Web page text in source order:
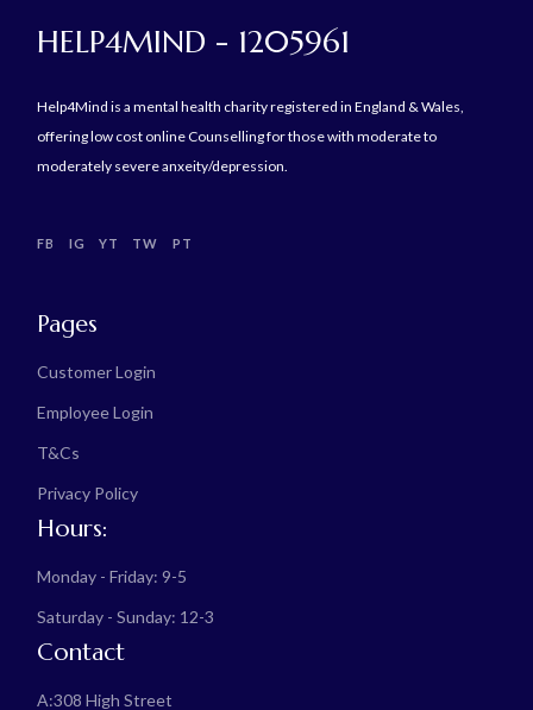
HELP4MIND - 1205961
Help4Mind is a mental health charity registered in England & Wales,
offering low cost online Counselling for those with moderate to
moderately severe anxeity/depression.
FB IG YT TW PT
Pages
Customer Login
Employee Login
T&Cs
Privacy Policy
Hours:
Monday - Friday: 9-5
Saturday - Sunday: 12-3
Contact
A:308 High Street